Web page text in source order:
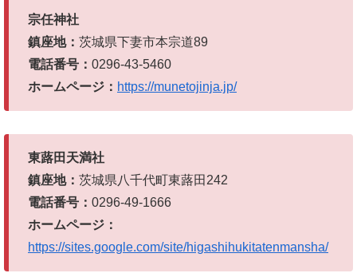
宗任神社
鎮座地： 茨城県下妻市本宗道89
電話番号： 0296-43-5460
ホームページ： https://munetojinja.jp/
東蕗田天満社
鎮座地： 茨城県八千代町東蕗田242
電話番号： 0296-49-1666
ホームページ：
https://sites.google.com/site/higashihukitatenmansha/